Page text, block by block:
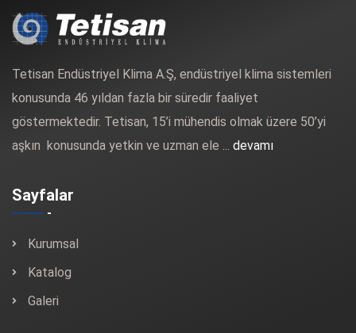
Tetisan Endüstriyel Klima A.Ş, endüstriyel klima sistemleri
konusunda 46 yıldan fazla bir süredir faaliyet
göstermektedir. Tetisan, 15’i mühendis olmak üzere 50’yi
aşkın konusunda yetkin ve uzman ele ... devamı
Sayfalar
Kurumsal
Katalog
Galeri